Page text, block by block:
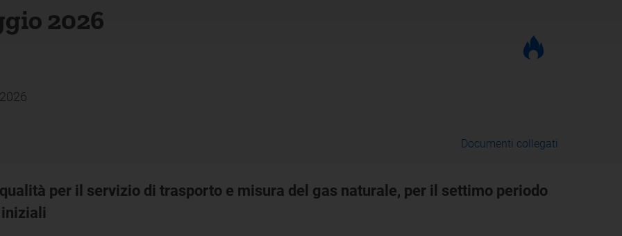
2026
Documenti collegati
per il servizio di trasporto e misura del gas naturale, per il settimo periodo